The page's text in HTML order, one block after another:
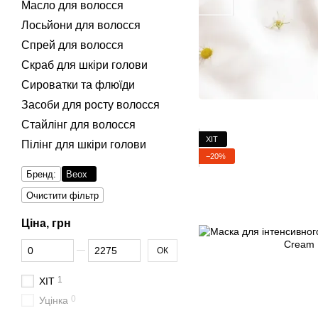
ХІТ
−20%
Масло для волосся
Лосьйони для волосся
Спрей для волосся
Скраб для шкіри голови
Сироватки та флюїди
Засоби для росту волосся
Стайлінг для волосся
Пілінг для шкіри голови
Бренд:
Beox
Очистити фільтр
Ціна, грн
Від Ціна, грн
До Ціна, грн ОК
ХІТ 1
Уцінка 0